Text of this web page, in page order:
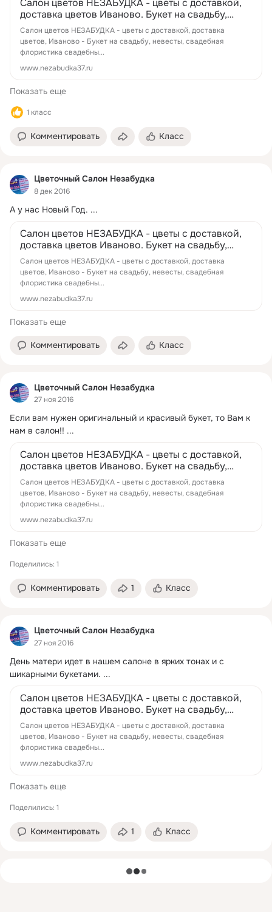
Салон цветов НЕЗАБУДКА - цветы с доставкой,
доставка цветов Иваново. Букет на свадьбу,
невесты, свадебная флористика сваде...
Салон цветов НЕЗАБУДКА - цветы с доставкой, доставка
цветов, Иваново - Букет на свадьбу, невесты, свадебная
флористика свадебны...
www.nezabudka37.ru
Показать еще
1 класс
Комментировать Класс
Цветочный Салон Незабудка
8 дек 2016
А у нас Новый Год. ...
Салон цветов НЕЗАБУДКА - цветы с доставкой,
доставка цветов Иваново. Букет на свадьбу,
невесты, свадебная флористика сваде...
Салон цветов НЕЗАБУДКА - цветы с доставкой, доставка
цветов, Иваново - Букет на свадьбу, невесты, свадебная
флористика свадебны...
www.nezabudka37.ru
Показать еще
Комментировать Класс
Цветочный Салон Незабудка
27 ноя 2016
Если вам нужен оригинальный и красивый букет, то Вам к
нам в салон!! ...
Салон цветов НЕЗАБУДКА - цветы с доставкой,
доставка цветов Иваново. Букет на свадьбу,
невесты, свадебная флористика сваде...
Салон цветов НЕЗАБУДКА - цветы с доставкой, доставка
цветов, Иваново - Букет на свадьбу, невесты, свадебная
флористика свадебны...
www.nezabudka37.ru
Показать еще
Поделились: 1
Комментировать 1 Класс
Цветочный Салон Незабудка
27 ноя 2016
День матери идет в нашем салоне в ярких тонах и с
шикарными букетами. ...
Салон цветов НЕЗАБУДКА - цветы с доставкой,
доставка цветов Иваново. Букет на свадьбу,
невесты, свадебная флористика сваде...
Салон цветов НЕЗАБУДКА - цветы с доставкой, доставка
цветов, Иваново - Букет на свадьбу, невесты, свадебная
флористика свадебны...
www.nezabudka37.ru
Показать еще
Поделились: 1
Комментировать 1 Класс